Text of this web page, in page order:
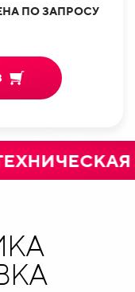
ПО ЗАПРОСУ
И